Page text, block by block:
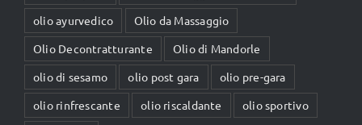
olio ayurvedico
Olio da Massaggio
Olio Decontratturante
Olio di Mandorle
olio di sesamo
olio post gara
olio pre-gara
olio rinfrescante
olio riscaldante
olio sportivo